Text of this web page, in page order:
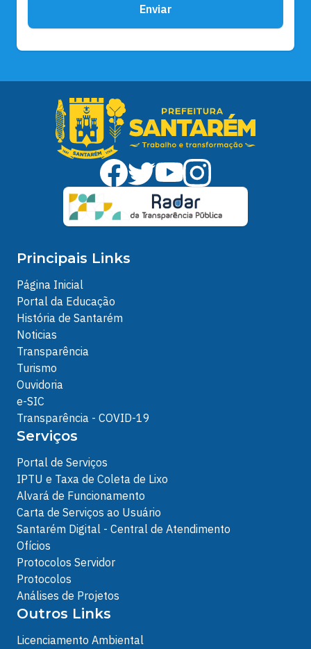
Enviar
Principais Links
Página Inicial
Portal da Educação
História de Santarém
Noticias
Transparência
Turismo
Ouvidoria
e-SIC
Transparência - COVID-19
Serviços
Portal de Serviços
IPTU e Taxa de Coleta de Lixo
Alvará de Funcionamento
Carta de Serviços ao Usuário
Santarém Digital - Central de Atendimento
Ofícios
Protocolos Servidor
Protocolos
Análises de Projetos
Outros Links
Licenciamento Ambiental